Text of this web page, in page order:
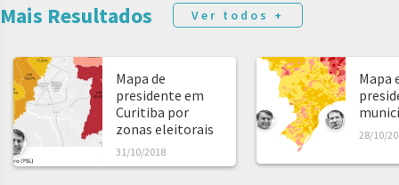
Mais Resultados Ver todos +
Mapa de
presidente em
Curitiba por
zonas eleitorais
31/10/2018
Mapa
28/10/